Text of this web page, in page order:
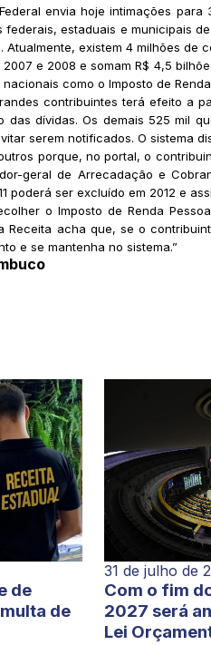
Federal envia hoje intimações
estaduais e municipais
Atualmente, existem 4 milhões de
e 2008 e somam R$ 4,5
como o Imposto de
contribuintes terá efeito a
das dívidas. Os demais 525 mil
serem notificados. O sistema
porque, no portal, o
geral de Arrecadação e
poderá ser excluído em 2012 e
o Imposto de Renda
Receita acha que, se o
e se mantenha no sistema.”
de
de
31 de julho de
Com o fim
2027 será
Lei